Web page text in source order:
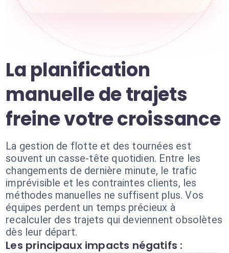
La planification
manuelle de trajets
freine votre croissance
La gestion de flotte et des tournées est
souvent un casse-tête quotidien. Entre les
changements de dernière minute, le trafic
imprévisible et les contraintes clients, les
méthodes manuelles ne suffisent plus. Vos
équipes perdent un temps précieux à
recalculer des trajets qui deviennent obsolètes
dès leur départ.
Les principaux impacts négatifs :